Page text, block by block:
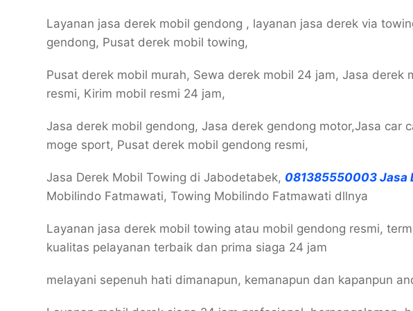
Layanan jasa derek mobil gendong , layanan jasa derek via
gendong, Pusat derek mobil towing,
Pusat derek mobil murah, Sewa derek mobil 24 jam, Jasa derek
resmi, Kirim mobil resmi 24 jam,
Jasa derek mobil gendong, Jasa derek gendong motor,Jasa car
moge sport, Pusat derek mobil gendong resmi,
Jasa Derek Mobil Towing di Jabodetabek, 081385550003 Jasa
Mobilindo Fatmawati, Towing Mobilindo Fatmawati dllnya
Layanan jasa derek mobil towing atau mobil gendong resmi,
kualitas pelayanan terbaik dan prima siaga 24 jam
melayani sepenuh hati dimanapun, kemanapun dan kapanpun